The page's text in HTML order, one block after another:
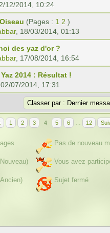
12/2014, 10:24
(Pages : 1 2 )
, 18/03/2014, 01:13
des yaz d'or ?
, 17/08/2014, 16:54
2014 : Résultat !
02/07/2014, 17:31
1 2 3 4 5 6 12
Pas de nouveau
Vous avez
Sujet fermé